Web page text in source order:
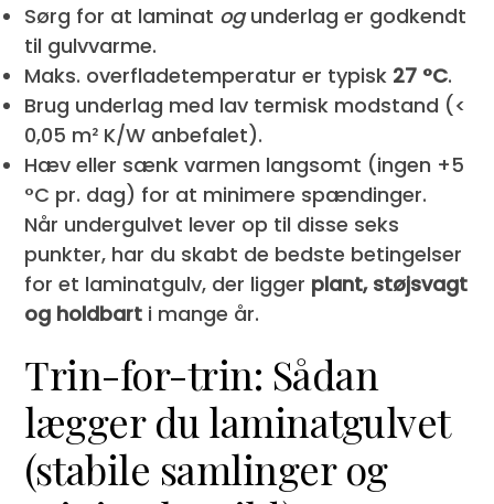
Sørg for at laminat ogunderlag er godkendt
til gulvvarme.
Maks. overfladetemperatur er typisk 27 °C.
Brug underlag med lav termisk modstand (<
0,05 m² K/W anbefalet).
Hæv eller sænk varmen langsomt (ingen +5
°C pr. dag) for at minimere spændinger.
Når undergulvet lever op til disse seks
punkter, har du skabt de bedste betingelser
for et laminatgulv, der ligger plant, støjsvagt
og holdbart i mange år.
Trin-for-trin: Sådan
lægger du laminatgulvet
(stabile samlinger og